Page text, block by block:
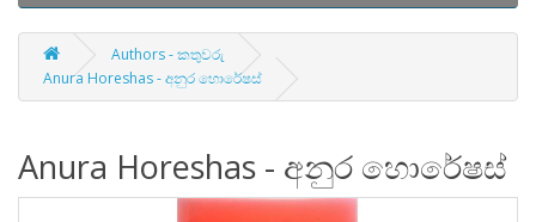
Authors - කතුවරු
Anura Horeshas - අනුර හොරේෂස්
Anura Horeshas - අනුර හොරේෂස්